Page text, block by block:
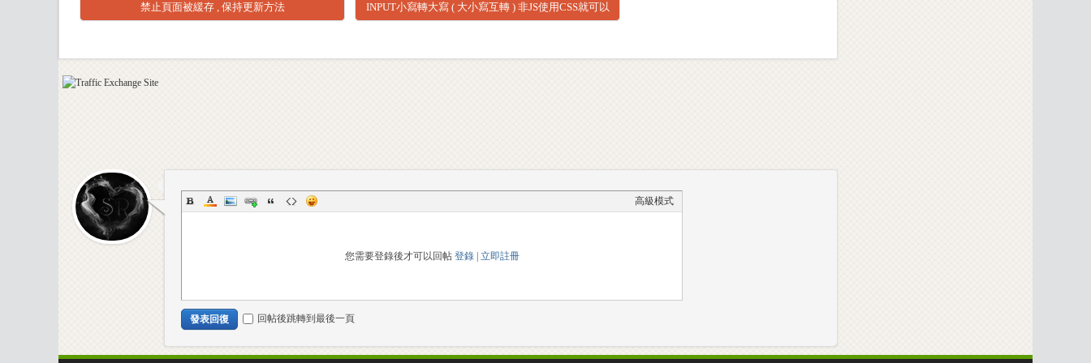
室
禁止頁面被緩存 , 保持更新方法
INPUT小寫轉大寫 ( 大小寫互轉 ) 非JS使用CSS就可以
高級模式
您需要登錄後才可以回帖 登錄| 立即註冊
發表回復 回帖後跳轉到最後一頁